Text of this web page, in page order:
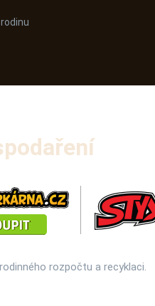
rozpočtu a recyklaci.